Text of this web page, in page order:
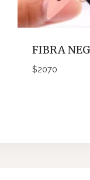
FIBRA
$2070